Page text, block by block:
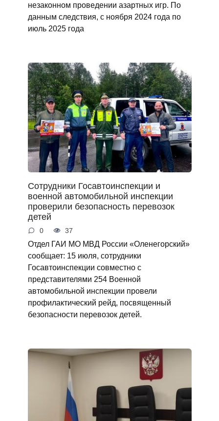
незаконном проведении азартных игр. По
данным следствия, с ноября 2024 года по
июль 2025 года
Сотрудники Госавтоинспекции и
военной автомобильной инспекции
проверили безопасность перевозок
детей
0 37
Отдел ГАИ МО МВД России «Оленегорский»
сообщает: 15 июля, сотрудники
Госавтоинспекции совместно с
представителями 254 Военной
автомобильной инспекции провели
профилактический рейд, посвященный
безопасности перевозок детей.